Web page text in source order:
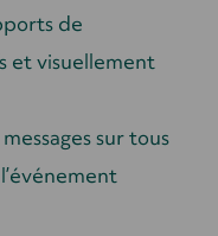
de
et visuellement
sur tous